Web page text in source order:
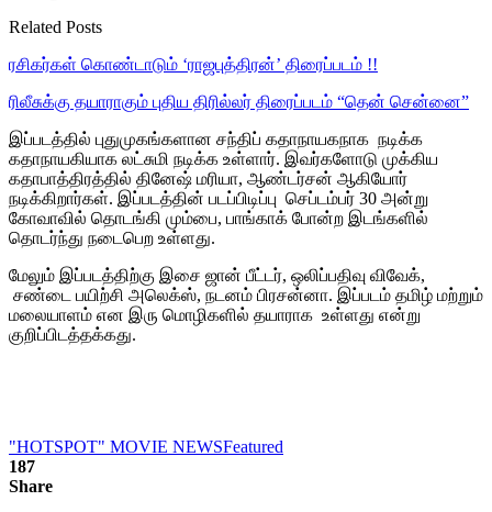
Related Posts
ரசிகர்கள் கொண்டாடும் ‘ராஜபுத்திரன்’ திரைப்படம் !!
ரிலீசுக்கு தயாராகும் புதிய திரில்லர் திரைப்படம் “தென் சென்னை”
இப்படத்தில் புதுமுகங்களான சந்திப் கதாநாயகநாக நடிக்க
கதாநாயகியாக லட்சுமி நடிக்க உள்ளார். இவர்களோடு முக்கிய
கதாபாத்திரத்தில் தினேஷ் மரியா, ஆண்டர்சன் ஆகியோர்
நடிக்கிறார்கள். இப்படத்தின் படப்பிடிப்பு செப்டம்பர் 30 அன்று
கோவாவில் தொடங்கி மும்பை, பாங்காக் போன்ற இடங்களில்
தொடர்ந்து நடைபெற உள்ளது.
மேலும் இப்படத்திற்கு இசை ஜான் பீட்டர், ஒலிப்பதிவு விவேக்,
சண்டை பயிற்சி அலெக்ஸ், நடனம் பிரசன்னா. இப்படம் தமிழ் மற்றும்
மலையாளம் என இரு மொழிகளில் தயாராக உள்ளது என்று
குறிப்பிடத்தக்கது.
"HOTSPOT" MOVIE NEWSFeatured
187
Share